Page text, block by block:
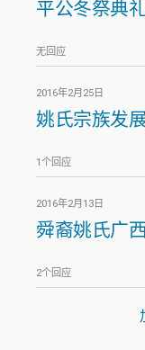
平公冬祭典
无回应
2016年2月25日
姚氏宗族发
1个回应
2016年2月13日
舜裔姚氏广
2个回应